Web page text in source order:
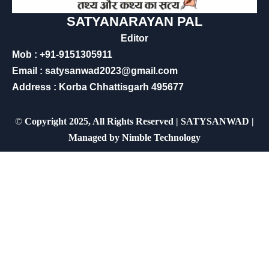
SATYANARAYAN PAL
Editor
Mob : +91-9151305911
Email : satysanwad2023@gmail.com
Address : Korba Chhattisgarh 495677
© Copyright 2025, All Rights Reserved | SATYSANWAD |
Managed by Nimble Technology